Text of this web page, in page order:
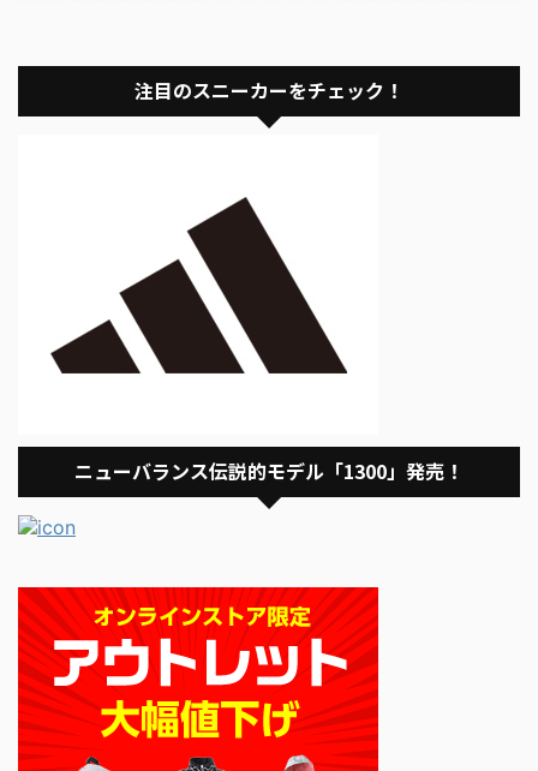
注目のスニーカーをチェック！
ニューバランス伝説的モデル「1300」発売！